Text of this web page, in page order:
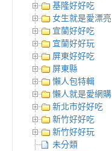
基隆好好吃
女生就是愛漂亮
宜蘭好好吃
宜蘭好好玩
屏東好好吃
屏東縣
懶人包特輯
懶人就是愛網購
新北市好好吃
新竹好好吃
新竹好好玩
未分類